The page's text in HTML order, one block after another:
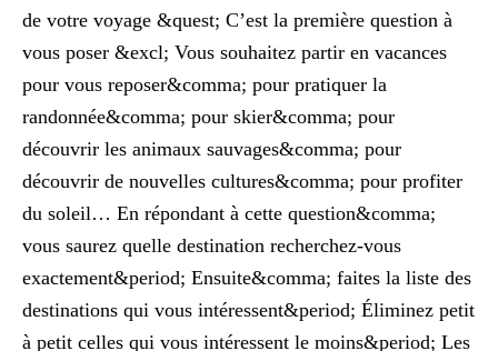
de votre voyage &quest; C’est la première question à
vous poser &excl; Vous souhaitez partir en vacances
pour vous reposer&comma; pour pratiquer la
randonnée&comma; pour skier&comma; pour
découvrir les animaux sauvages&comma; pour
découvrir de nouvelles cultures&comma; pour profiter
du soleil… En répondant à cette question&comma;
vous saurez quelle destination recherchez-vous
exactement&period; Ensuite&comma; faites la liste des
destinations qui vous intéressent&period; Éliminez petit
à petit celles qui vous intéressent le moins&period; Les